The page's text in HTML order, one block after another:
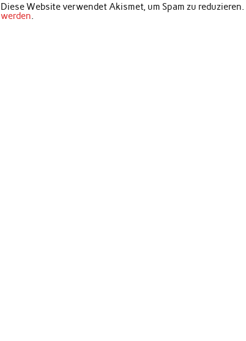
Diese Website verwendet Akismet, um Spam zu reduzieren.
werden.